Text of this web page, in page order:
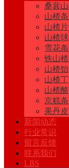
桑葚
山楂条
山楂片
山楂球
雪花条
铁山楂
山楂饴
山楂丁
山楂酪
京糕条
果丹皮
新闻动态
行业常识
留言反馈
联系我们
LBS